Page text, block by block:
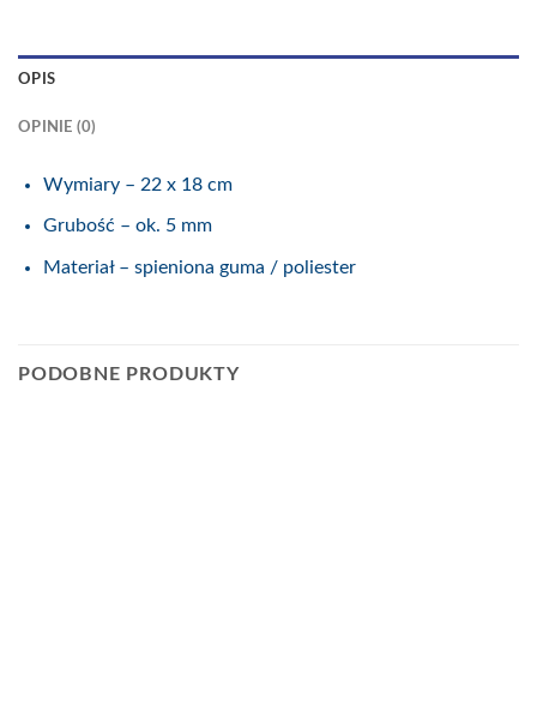
OPIS
OPINIE (0)
Wymiary – 22 x 18 cm
Grubość – ok. 5 mm
Materiał – spieniona guma / poliester
PODOBNE PRODUKTY